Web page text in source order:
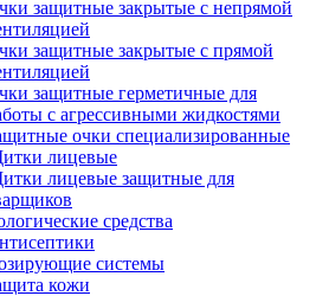
защитные закрытые с непрямой
защитные закрытые с прямой
защитные герметичные для
с агрессивными жидкостями
очки специализированные
лицевые
лицевые защитные для
средства
системы
кожи